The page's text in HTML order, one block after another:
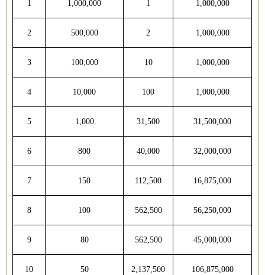
1 1,000,000 1 1,000,000
2 500,000 2 1,000,000
3 100,000 10 1,000,000
4 10,000 100 1,000,000
5 1,000 31,500 31,500,000
6 800 40,000 32,000,000
7 150 112,500 16,875,000
8 100 562,500 56,250,000
9 80 562,500 45,000,000
10 50 2,137,500 106,875,000